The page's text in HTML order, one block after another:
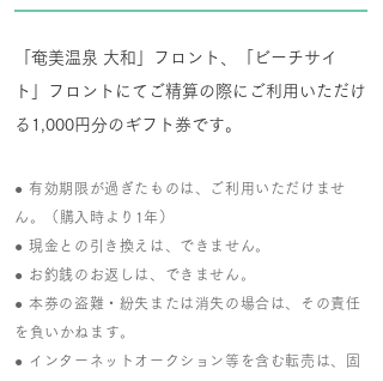
​「奄美温泉 大和」フロント、「ビーチサイ
ト」フロントにてご精算の際にご利用いただけ
る1,000円分のギフト券です。
● 有効期限が過ぎたものは、ご利用いただけませ
ん。（購入時より1年）
● 現金との引き換えは、できません。
● お釣銭のお返しは、できません。
● 本券の盗難・紛失または消失の場合は、その責任
を負いかねます。
● インターネットオークション等を含む転売は、固